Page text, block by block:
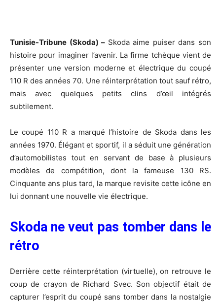
Tunisie-Tribune (Skoda) – Skoda aime puiser dans son
histoire pour imaginer l’avenir. La firme tchèque vient de
présenter une version moderne et électrique du coupé
110 R des années 70. Une réinterprétation tout sauf rétro,
mais avec quelques petits clins d’œil intégrés
subtilement.
Le coupé 110 R a marqué l’histoire de Skoda dans les
années 1970. Élégant et sportif, il a séduit une génération
d’automobilistes tout en servant de base à plusieurs
modèles de compétition, dont la fameuse 130 RS.
Cinquante ans plus tard, la marque revisite cette icône en
lui donnant une nouvelle vie électrique.
Skoda ne veut pas tomber dans le
rétro
Derrière cette réinterprétation (virtuelle), on retrouve le
coup de crayon de Richard Svec. Son objectif était de
capturer l’esprit du coupé sans tomber dans la nostalgie